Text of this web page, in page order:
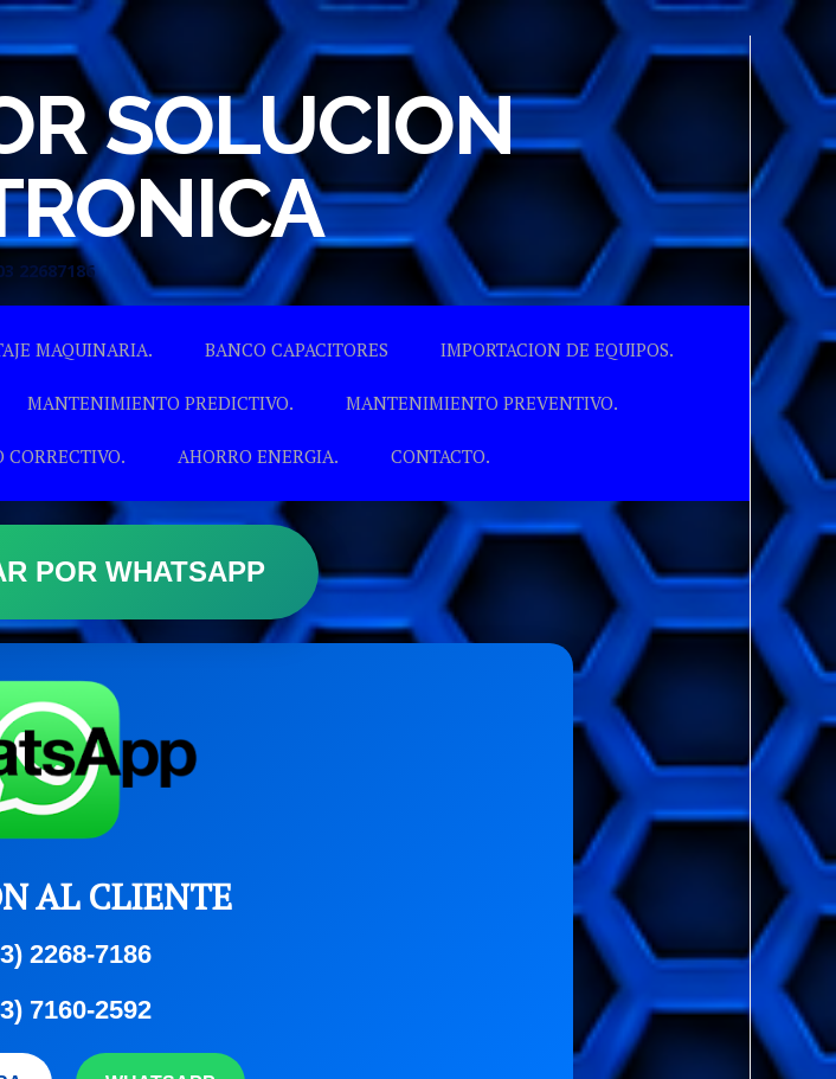
SOLUCION
22687186
Skip to content
MAQUINARIA. BANCO CAPACITORES IMPORTACION DE EQUIPOS.
MANTENIMIENTO PREDICTIVO. MANTENIMIENTO PREVENTIVO.
AHORRO ENERGIA. CONTACTO.
POR WHATSAPP
AL CLIENTE
2268-7186
7160-2592